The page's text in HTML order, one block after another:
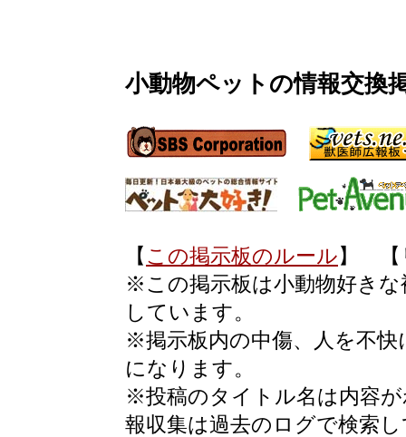
小動物ペットの情報交換
【この掲示板のルール】 【
※この掲示板は小動物好き
しています。
※掲示板内の中傷、人を不
になります。
※投稿のタイトル名は内容
報収集は過去のログで検索